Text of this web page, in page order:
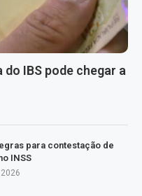
IBS pode chegar a
para contestação de
INSS